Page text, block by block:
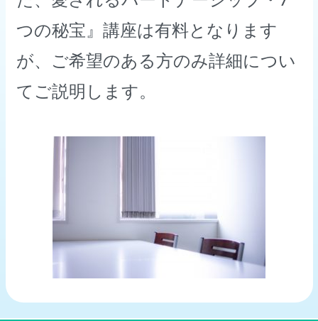
つの秘宝』講座は有料となります
が、ご希望のある方のみ詳細につい
てご説明します。